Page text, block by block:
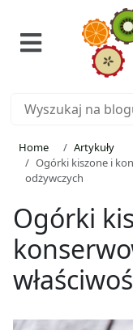
Home
Artykuły
Ogórki kiszone i
odżywczych
Ogórki